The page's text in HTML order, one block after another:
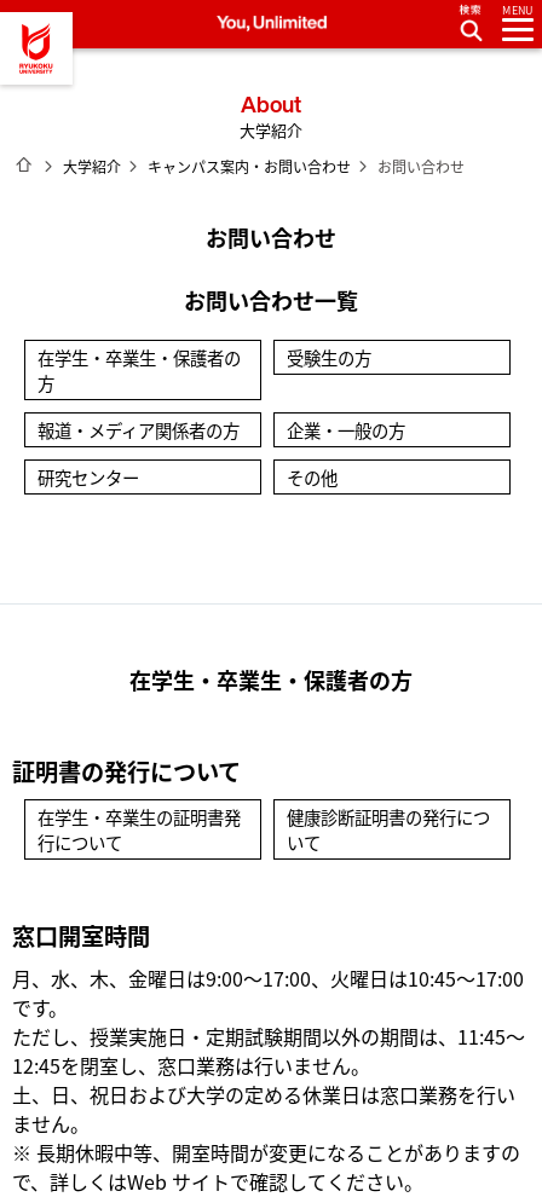
龍谷大学 You, Unlimited
MENU
About
大学紹介
ホーム
大学紹介 キャンパス案内・お問い合わせ お問い合わせ
お問い合わせ
お問い合わせ一覧
在学生・卒業生・保護者の
方
受験生の方
報道・メディア関係者の方
企業・一般の方
研究センター
その他
在学生・卒業生・保護者の方
証明書の発行について
在学生・卒業生の証明書発
行について
健康診断証明書の発行につ
いて
窓口開室時間
月、水、木、金曜日は9:00～17:00、火曜日は10:45～17:00
です。
ただし、授業実施日・定期試験期間以外の期間は、11:45～
12:45を閉室し、窓口業務は行いません。
土、日、祝日および大学の定める休業日は窓口業務を行い
ません。
※ 長期休暇中等、開室時間が変更になることがありますの
で、詳しくはWeb サイトで確認してください。